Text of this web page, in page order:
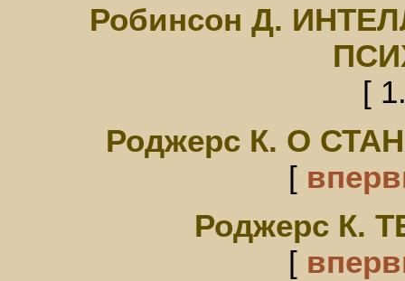
Робинсон Д.
[
Роджерс К. О
[
Роджерс К.
[